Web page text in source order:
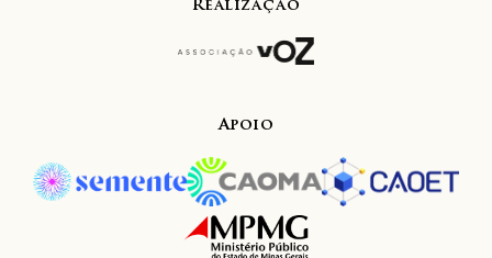
Realização
Apoio